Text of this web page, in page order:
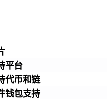
平台
代币和链
钱包支持